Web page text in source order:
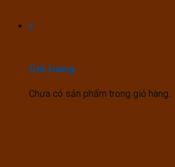
0
Giỏ hàng
Chưa có sản phẩm trong giỏ hàng.